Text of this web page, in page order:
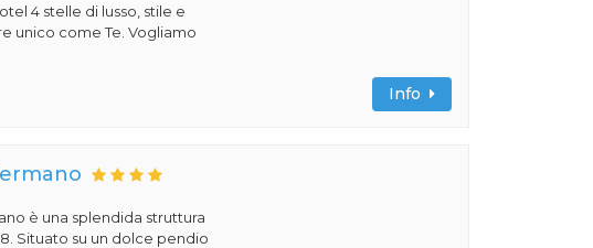
4 stelle di lusso, stile e
unico come Te. Vogliamo
Info
è una splendida struttura
Situato su un dolce pendio